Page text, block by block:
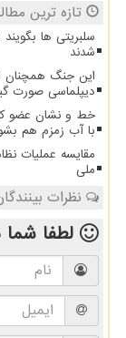
تازه ترین
شدند
این جنگ همچنان
دیپلماسی صورت
خط و نشان عضو
با آب زمزم هم
مقایسه عملیات
ملی
نظرات
لطفا